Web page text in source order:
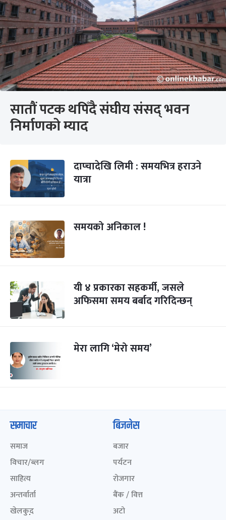
सातौं पटक थपिँदै संघीय संसद् भवन
निर्माणको म्याद
दाप्चादेखि लिमी : समयभित्र हराउने
यात्रा
समयको अनिकाल !
यी ४ प्रकारका सहकर्मी, जसले
अफिसमा समय बर्बाद गरिदिन्छन्
मेरा लागि ‘मेरो समय’
समाचार
समाज
विचार/ब्लग
साहित्य
अन्तर्वार्ता
खेलकुद़़
बिजनेस
बजार
पर्यटन
रोजगार
बैंक / वित्त
अटो